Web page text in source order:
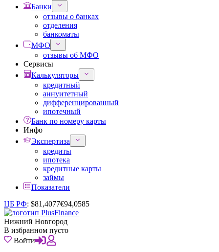
Банки
отзывы о банках
отделения
банкоматы
МФО
отзывы об МФО
Сервисы
Калькуляторы
кредитный
аннуитетный
дифференцированный
ипотечный
Банк по номеру карты
Инфо
Экспертиза
кредиты
ипотека
кредитные карты
займы
Показатели
ЦБ РФ: $81,4077€94,0585
Нижний Новгород
В избранном пусто
Войти